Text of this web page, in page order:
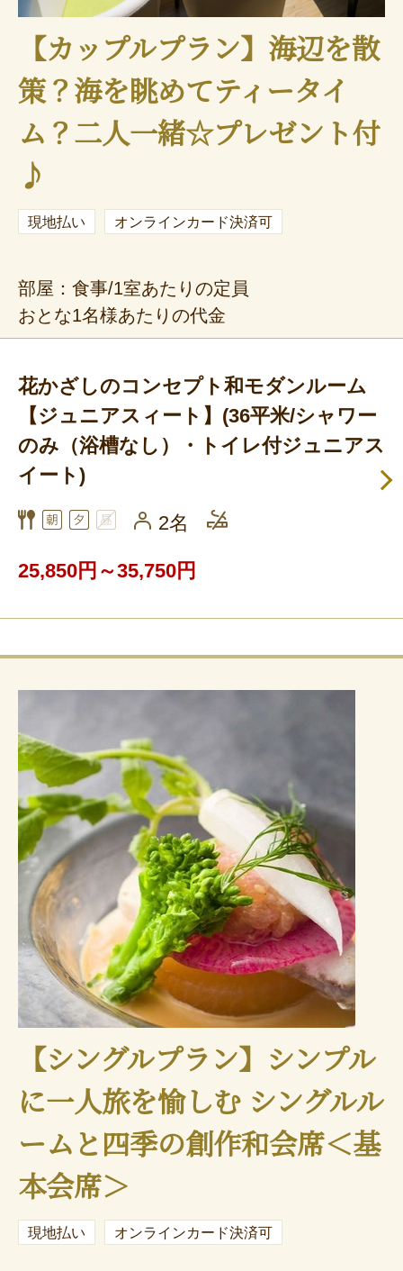
【カップルプラン】海辺を散
策？海を眺めてティータイ
ム？二人一緒☆プレゼント付
♪
現地払い オンラインカード決済可
部屋：食事/1室あたりの定員
おとな1名様あたりの代金
花かざしのコンセプト和モダンルーム
【ジュニアスィート】(36平米/シャワー
のみ（浴槽なし）・トイレ付ジュニアス
イート)
2名
25,850円～35,750円
【シングルプラン】シンプル
に一人旅を愉しむ シングルル
ームと四季の創作和会席＜基
本会席＞
現地払い オンラインカード決済可